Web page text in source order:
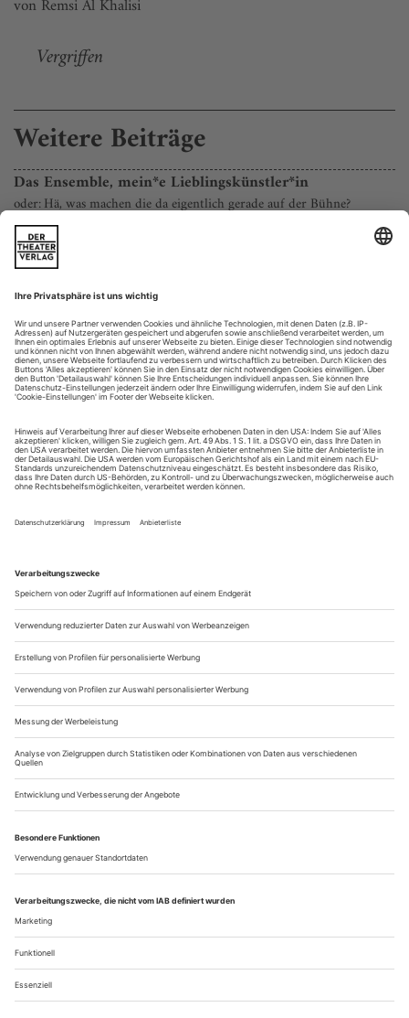
von Remsi Al Khalisi
Vergriffen
Weitere Beiträge
Das Ensemble, mein*e Lieblingskünstler*in
oder: Hä, was machen die da eigentlich gerade auf der Bühne?
Als ich für mein Studium von Salzburg Land nach Hamburg
zog, hatte mein Kulturschock Ausmaße einer
depressive Dauerverwirrung stürzte. Den einen kulturellen
Unterschied, den das 18-jährige Bauernmädchen, das ich war,
aber sehr klar sehen und sofort freudig wertschätzen konnte,
war die Qualität der...
Ein Netzwerk aus Begegnungen und Beeinflussungen ermöglicht
inspirierte Kunst
Der Begriff des Künstlergenies, des einzigartigen Kunst-
Künstlers, ist für uns (Knut Klaßen und mich) wenig
es sind die Medien und das Publikum, die lieber einen oder
zwei Namen haben wollen als gleich fünf oder zehn, wie bei
einer Band, wo fast immer die/der...
Liebe auf den zweiten Blick
Matthias Lilienthal macht die Münchner Kammerspiele zu einem
weltoffenen Spiel- und Denkraum – mit und auch mal ohne
Schauspieler. Ein Beschreibungsversuch im Gespräch mit Matthias
Lilienthal
Ein heißer Samstag Anfang Juli, die Stadt summt von
Touristen, es ist Filmfest, Tollwood auf dem Olympiagelände
und bestes Badewetter für die Isar oder den Starnberger See.
Eigentlich kein Tag, um sich freiwillig zehn Stunden Antiken-
Binge-Watching im Theater anzutun. Trotzdem ist in der
Kammer 1 mittags um 13 Uhr kaum ein Platz frei geblieben.
Gespielt wird...
Über uns Kontakt Kritikerumfrage Newsletter